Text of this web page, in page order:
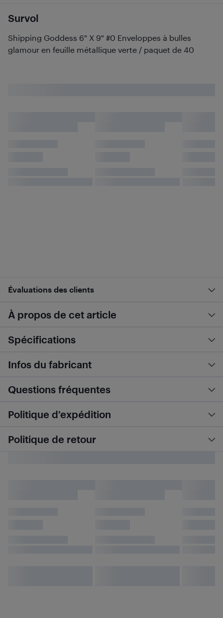
Survol
Shipping Goddess 6" X 9" #0 Enveloppes à bulles
glamour en feuille métallique verte / paquet de 40
Évaluations des clients
À propos de cet article
Spécifications
Infos du fabricant
Questions fréquentes
Politique d’expédition
Politique de retour